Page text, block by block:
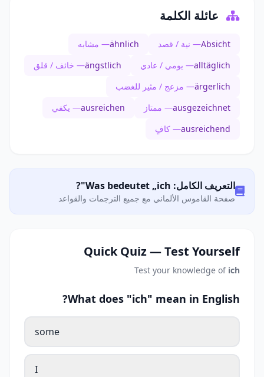
عائلة الكلمة
Absicht— نية / قصد ähnlich— مشابه
alltäglich— يومي / عادي ängstlich— خائف / قلق
ärgerlich— مزعج / مثير للغضب
ausgezeichnet— ممتاز ausreichen— يكفي
ausreichend— كافٍ
التعريف الكامل: Was bedeutet „ich"?
صفحة القاموس الألماني مع جميع الترجمات والقواعد
Quick Quiz — Test Yourself
Test your knowledge of ich
What does "ich" mean in English?
some
I